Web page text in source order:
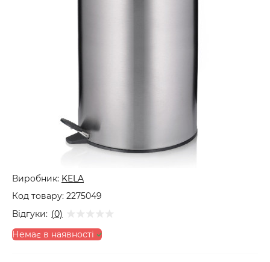
Виробник: KELA
Код товару: 2275049
Відгуки: (0)
Немає в наявності